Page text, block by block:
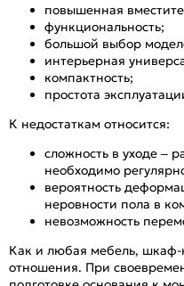
повышенная
функциональность;
большой выбор
интерьерная
компактность;
простота
К недостаткам относится:
сложность в уходе –
необходимо
вероятность
неровности пола в
невозможность
Как и любая мебель, шкаф-
отношения. При